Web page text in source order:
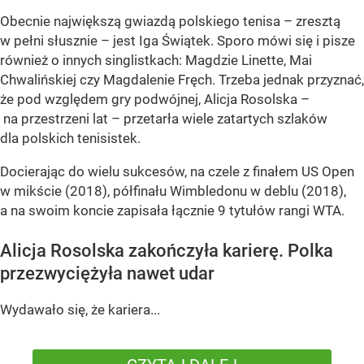
Obecnie największą gwiazdą polskiego tenisa – zresztą
w pełni słusznie – jest Iga Świątek. Sporo mówi się i pisze
również o innych singlistkach: Magdzie Linette, Mai
Chwalińskiej czy Magdalenie Fręch. Trzeba jednak przyznać,
że pod względem gry podwójnej, Alicja Rosolska –
na przestrzeni lat – przetarła wiele zatartych szlaków
dla polskich tenisistek.
Docierając do wielu sukcesów, na czele z finałem US Open
w mikście (2018), półfinału Wimbledonu w deblu (2018),
a na swoim koncie zapisała łącznie 9 tytułów rangi WTA.
Alicja Rosolska zakończyła karierę. Polka
przezwyciężyła nawet udar
Wydawało się, że kariera...